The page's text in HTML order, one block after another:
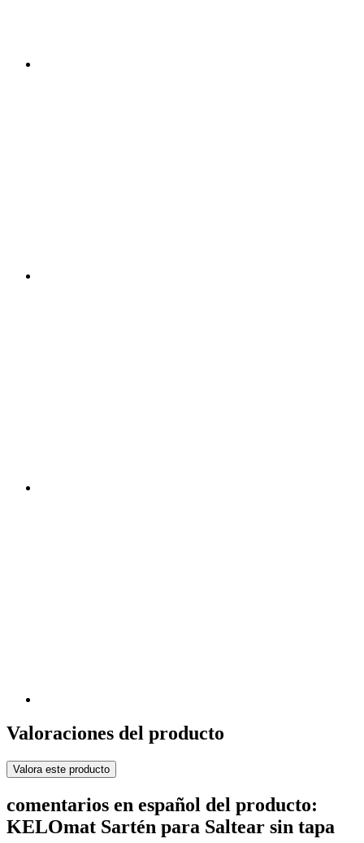
Valoraciones del producto
Valora este producto
comentarios en español del producto:
KELOmat Sartén para Saltear sin tapa